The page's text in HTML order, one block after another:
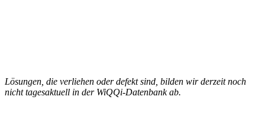
Lösungen, die verliehen oder defekt sind, bilden wir derzeit noch
nicht tagesaktuell in der WiQQi-Datenbank ab.